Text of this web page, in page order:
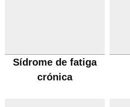
Sídrome de fatiga
crónica